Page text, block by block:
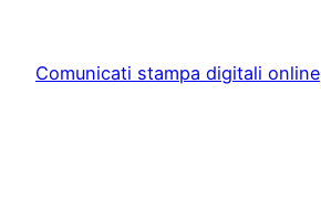
content
Comunicati stampa digitali online